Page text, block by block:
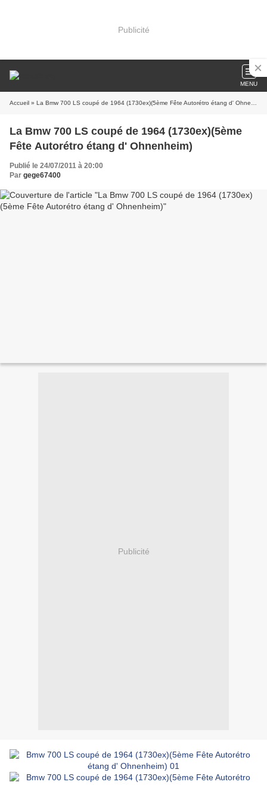
Publicité
MENU
Accueil » La Bmw 700 LS coupé de 1964 (1730ex)(5ème Fête Autorétro étang d' Ohnenheim)
La Bmw 700 LS coupé de 1964 (1730ex)(5ème
Fête Autorétro étang d' Ohnenheim)
Publié le 24/07/2011 à 20:00
Par gege67400
Publicité